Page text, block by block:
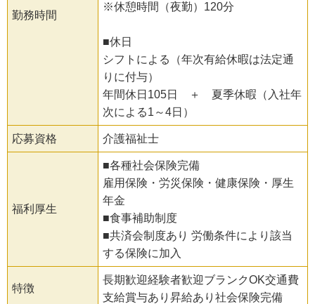
勤務時間
※休憩時間（夜勤）120分
■休日
シフトによる（年次有給休暇は法定通
りに付与）
年間休日105日 ＋ 夏季休暇（入社年
次による1～4日）
応募資格 介護福祉士
福利厚生
■各種社会保険完備
雇用保険・労災保険・健康保険・厚生
年金
■食事補助制度
■共済会制度あり 労働条件により該当
する保険に加入
特徴
長期歓迎経験者歓迎ブランクOK交通費
支給賞与あり昇給あり社会保険完備